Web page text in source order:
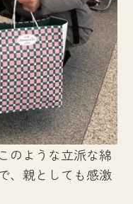
のような立派な綿
、親としても感激